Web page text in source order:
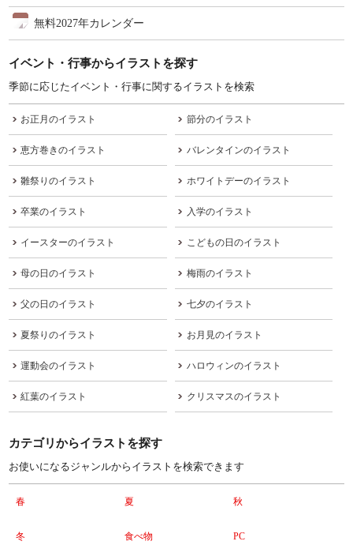
無料2027年カレンダー
イベント・行事からイラストを探す
季節に応じたイベント・行事に関するイラストを検索
お正月のイラスト 節分のイラスト
恵方巻きのイラスト バレンタインのイラスト
雛祭りのイラスト ホワイトデーのイラスト
卒業のイラスト 入学のイラスト
イースターのイラスト こどもの日のイラスト
母の日のイラスト 梅雨のイラスト
父の日のイラスト 七夕のイラスト
夏祭りのイラスト お月見のイラスト
運動会のイラスト ハロウィンのイラスト
紅葉のイラスト クリスマスのイラスト
カテゴリからイラストを探す
お使いになるジャンルからイラストを検索できます
春 夏 秋
冬 食べ物 PC